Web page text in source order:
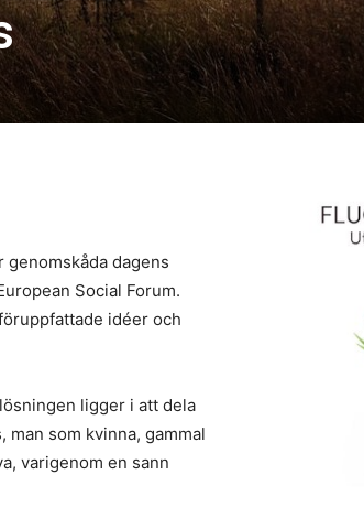
genomskåda dagens
Social Forum.
idéer och
ligger i att dela
man som kvinna, gammal
varigenom en sann